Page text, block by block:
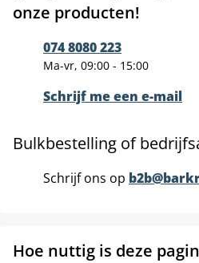
onze producten!
074 8080 223
Ma-vr, 09:00 - 15:00
Schrijf me een e-mail
Bulkbestelling of
Schrijf ons op
Hoe nuttig is deze